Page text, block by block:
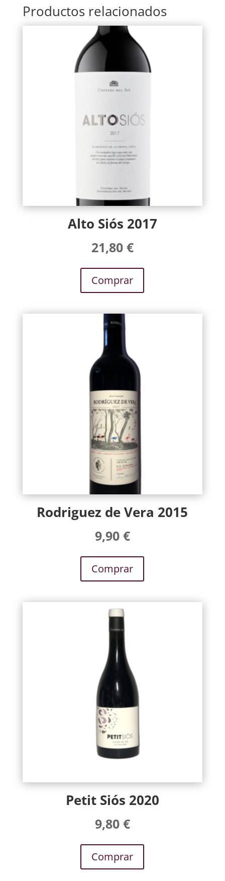
Productos relacionados
Alto Siós 2017
21,80 €
Comprar
Rodriguez de Vera 2015
9,90 €
Comprar
Petit Siós 2020
9,80 €
Comprar